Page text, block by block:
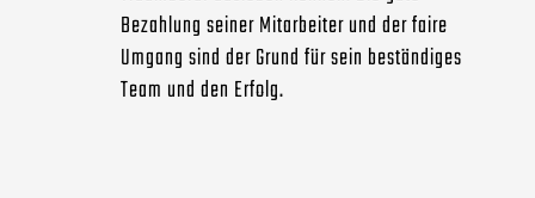
Bezahlung seiner Mitarbeiter und der faire
Umgang sind der Grund für sein beständiges
Team und den Erfolg.